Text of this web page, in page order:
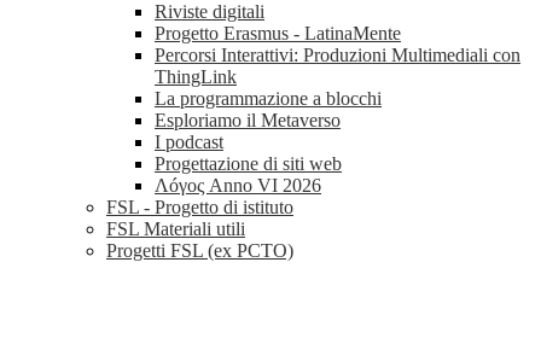
Riviste digitali
Progetto Erasmus - LatinaMente
Percorsi Interattivi: Produzioni Multimediali con
ThingLink
La programmazione a blocchi
Esploriamo il Metaverso
I podcast
Progettazione di siti web
Λóγος Anno VI 2026
FSL - Progetto di istituto
FSL Materiali utili
Progetti FSL (ex PCTO)